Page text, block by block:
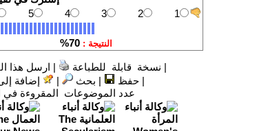
| نسخة قابلة للطباعة | ارسل هذا
|حفظ | بحث | إضافة
عدد الموضوعات المقروءة في